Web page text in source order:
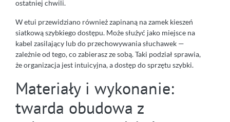
ostatniej chwili.
W etui przewidziano również zapinaną na zamek kieszeń
siatkową szybkiego dostępu. Może służyć jako miejsce na
kabel zasilający lub do przechowywania słuchawek —
zależnie od tego, co zabierasz ze sobą. Taki podział sprawia,
że organizacja jest intuicyjna, a dostęp do sprzętu szybki.
Materiały i wykonanie:
twarda obudowa z